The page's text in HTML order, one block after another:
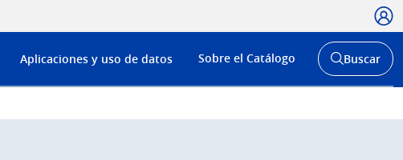
Menú
de
Aplicaciones y uso de datos Sobre el Catálogo
Abrir
buscador
Buscar